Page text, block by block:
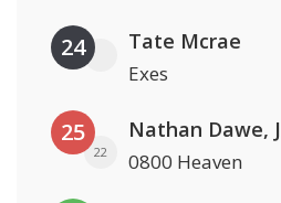
24 Tate Mcrae
Exes
25
22 0800 Heaven